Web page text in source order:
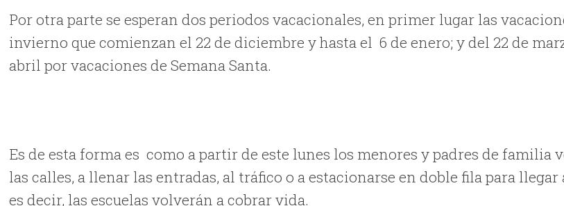
Por otra parte se esperan dos periodos vacacionales, en primer lugar las
invierno que comienzan el 22 de diciembre y hasta el 6 de enero; y del 22 de
abril por vacaciones de Semana Santa.
Es de esta forma es como a partir de este lunes los menores y padres de familia
las calles, a llenar las entradas, al tráfico o a estacionarse en doble fila para llegar
es decir, las escuelas volverán a cobrar vida.